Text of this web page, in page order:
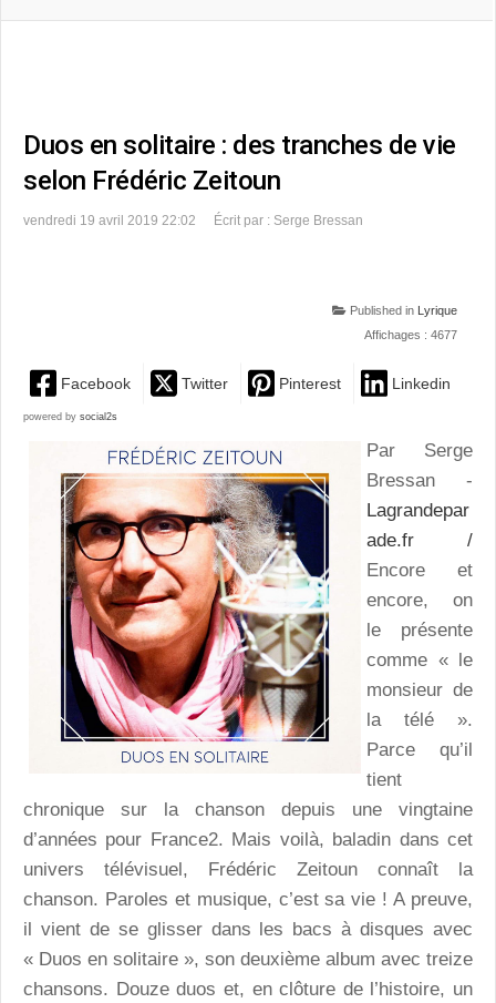
Duos en solitaire : des tranches de vie
selon Frédéric Zeitoun
vendredi 19 avril 2019 22:02 Écrit par : Serge Bressan
Published in
Lyrique
Affichages : 4677
Facebook Twitter Pinterest Linkedin
powered by social2s
Par Serge
Bressan -
Lagrandepar
ade.fr /
Encore et
encore, on
le présente
comme « le
monsieur de
la télé ».
Parce qu’il
tient
chronique sur la chanson depuis une vingtaine
d’années pour France2. Mais voilà, baladin dans cet
univers télévisuel, Frédéric Zeitoun connaît la
chanson. Paroles et musique, c’est sa vie ! A preuve,
il vient de se glisser dans les bacs à disques avec
« Duos en solitaire », son deuxième album avec treize
chansons. Douze duos et, en clôture de l’histoire, un